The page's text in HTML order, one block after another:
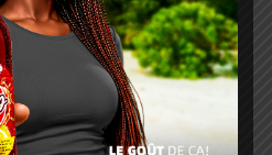
à deux gros morceaux
tire la sonnette d’alarme
consultez la liste officielle des
pour la visite médicale à